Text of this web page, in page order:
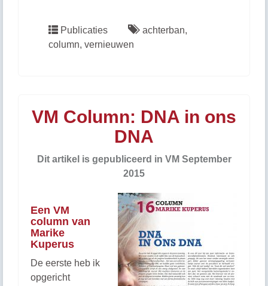
Publicaties achterban,
column, vernieuwen
VM Column: DNA in ons
DNA
Dit artikel is gepubliceerd in VM September
2015
Een VM
column van
Marike
Kuperus
De eerste heb ik
opgericht